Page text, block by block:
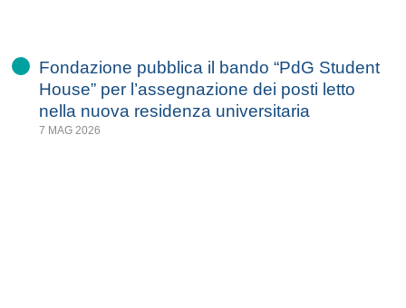
Fondazione pubblica il bando “PdG Student
House” per l’assegnazione dei posti letto
nella nuova residenza universitaria
7 MAG 2026